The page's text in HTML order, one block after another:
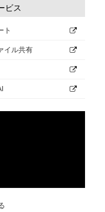
ビス
ト
イル共有